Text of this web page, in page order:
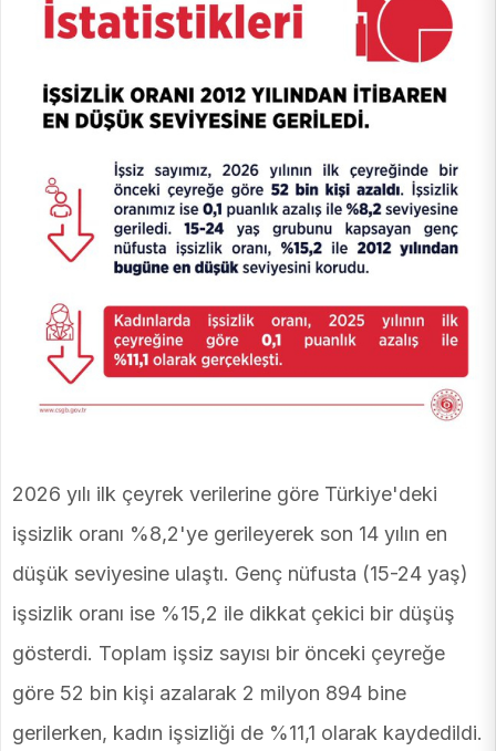
2026 yılı ilk çeyrek verilerine göre Türkiye'deki
işsizlik oranı %8,2'ye gerileyerek son 14 yılın en
düşük seviyesine ulaştı. Genç nüfusta (15-24 yaş)
işsizlik oranı ise %15,2 ile dikkat çekici bir düşüş
gösterdi. Toplam işsiz sayısı bir önceki çeyreğe
göre 52 bin kişi azalarak 2 milyon 894 bine
gerilerken, kadın işsizliği de %11,1 olarak kaydedildi.